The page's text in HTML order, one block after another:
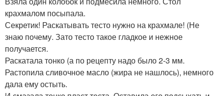
крахмалом посыпала.
Секретик! Раскатывать тесто нужно на крахмале! (Не
знаю почему. Зато тесто такое гладкое и нежное
получается.
Раскатала тонко (а по рецепту надо было 2-3 мм.
Растопила сливочное масло (жира не нашлось), немного
дала ему остыть.